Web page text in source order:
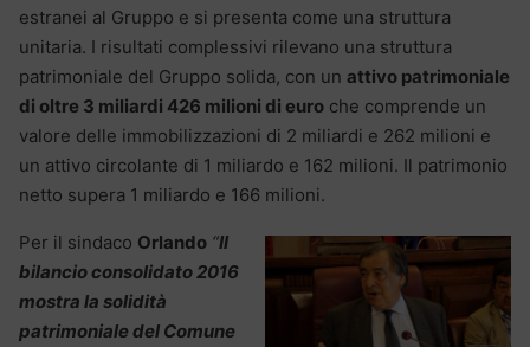
estranei al Gruppo e si presenta come una struttura
unitaria. I risultati complessivi rilevano una struttura
patrimoniale del Gruppo solida, con un attivo patrimoniale
di oltre 3 miliardi 426 milioni di euro che comprende un
valore delle immobilizzazioni di 2 miliardi e 262 milioni e
un attivo circolante di 1 miliardo e 162 milioni. Il patrimonio
netto supera 1 miliardo e 166 milioni.
Per il sindaco Orlando “Il
bilancio consolidato 2016
mostra la solidità
patrimoniale del Comune